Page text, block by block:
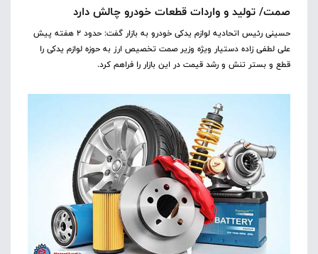
صمت/ تولید و واردات قطعات خودرو چالش دارد
حسینی رئیس اتحادیه لوازم یدکی خودرو به بازار گفت: حدود ۲ هفته پیش
علی لطفی زاده دستیار ویژه وزیر صمت تخصیص ارز به حوزه لوازم یدکی را
قطع و بستر تنش و رشد قیمت در این بازار را فراهم کرد.